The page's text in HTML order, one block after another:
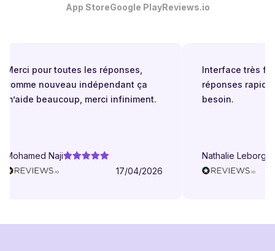
App StoreGoogle PlayReviews.io
pour toutes les réponses,
nouveau indépendant ça
beaucoup, merci infiniment.
Naji
17/04/2026
Interface très
réponses
besoin.
Nathalie Leborgne